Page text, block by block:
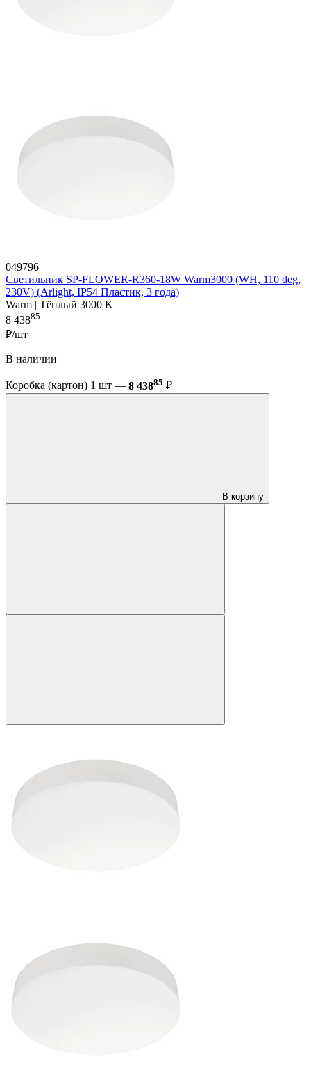
049796
Светильник SP-FLOWER-R360-18W Warm3000 (WH, 110 deg,
230V) (Arlight, IP54 Пластик, 3 года)
Warm | Тёплый 3000 K
8 43885
₽/шт
В наличии
Коробка (картон) 1 шт — 8 43885 ₽
В корзину